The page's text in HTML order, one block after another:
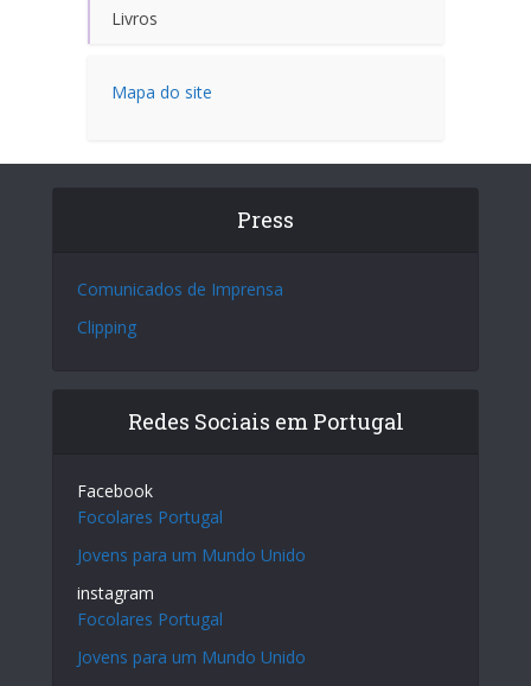
Livros
Mapa do site
Press
Comunicados de Imprensa
Clipping
Redes Sociais em Portugal
Facebook
Focolares Portugal
Jovens para um Mundo Unido
instagram
Focolares Portugal
Jovens para um Mundo Unido